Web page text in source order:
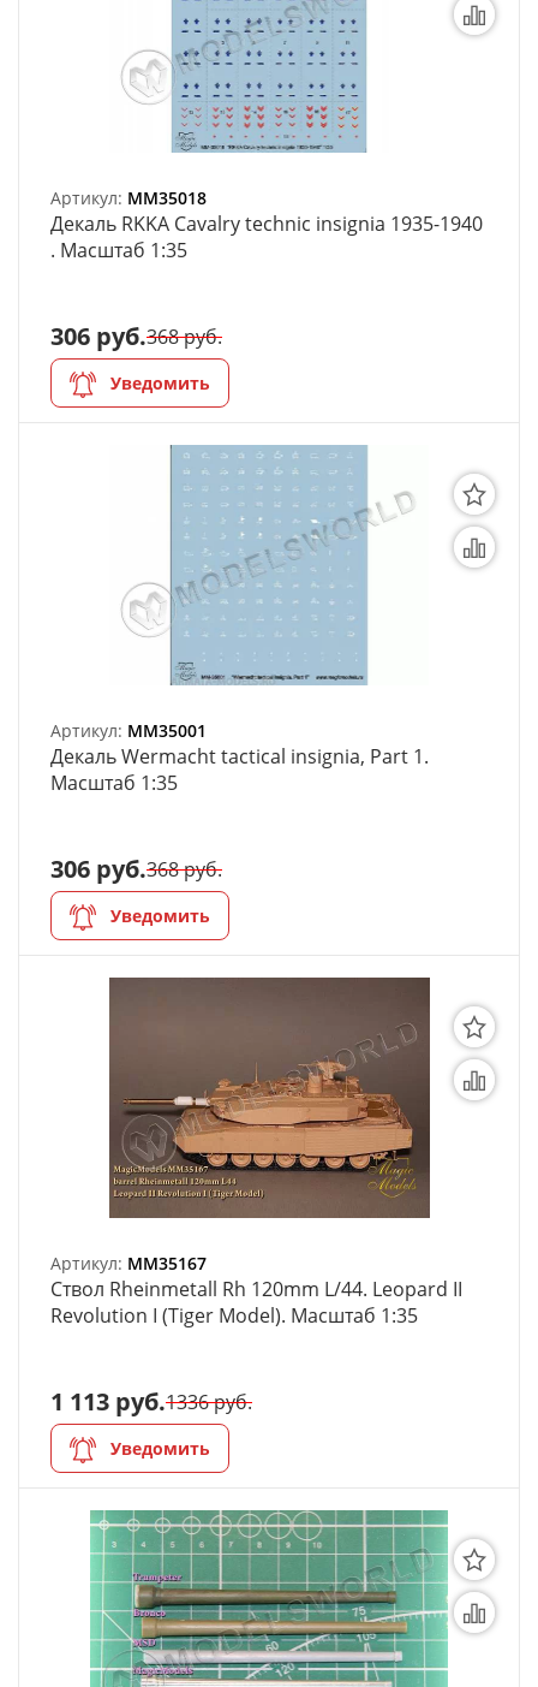
Артикул: MM35018
Декаль RKKA Cavalry technic insignia 1935-1940
. Масштаб 1:35
306 руб.368 руб.
Уведомить
Артикул: MM35001
Декаль Wermacht tactical insignia, Part 1.
Масштаб 1:35
306 руб.368 руб.
Уведомить
Артикул: MM35167
Ствол Rheinmetall Rh 120mm L/44. Leopard II
Revolution I (Tiger Model). Масштаб 1:35
1 113 руб.1336 руб.
Уведомить